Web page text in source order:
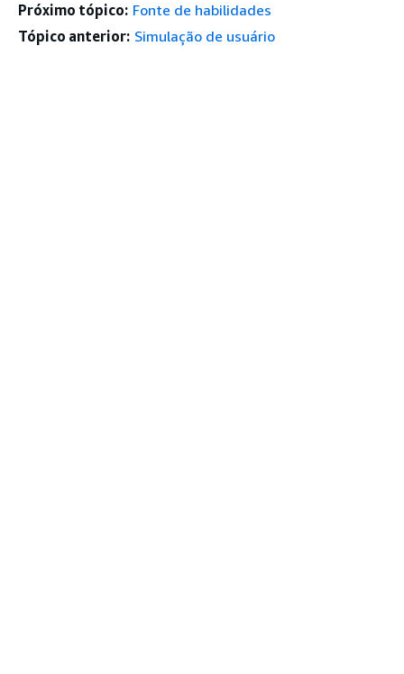
Próximo tópico: Fonte de habilidades
Tópico anterior: Simulação de usuário